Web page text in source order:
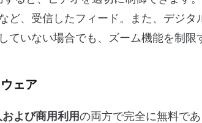
ど、受信したフィード。また、デジ
ていない場合でも、ズーム機能を制限
ェア
よび商用利用の両方で完全に無料で